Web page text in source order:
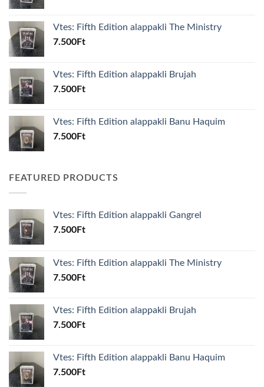
Vtes: Fifth Edition alappakli The Ministry
7.500Ft
Vtes: Fifth Edition alappakli Brujah
7.500Ft
Vtes: Fifth Edition alappakli Banu Haquim
7.500Ft
FEATURED PRODUCTS
Vtes: Fifth Edition alappakli Gangrel
7.500Ft
Vtes: Fifth Edition alappakli The Ministry
7.500Ft
Vtes: Fifth Edition alappakli Brujah
7.500Ft
Vtes: Fifth Edition alappakli Banu Haquim
7.500Ft